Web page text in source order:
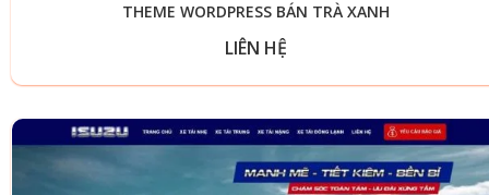
THEME WORDPRESS BÁN TRÀ XANH
LIÊN HỆ